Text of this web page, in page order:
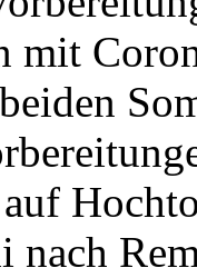
mit
nach